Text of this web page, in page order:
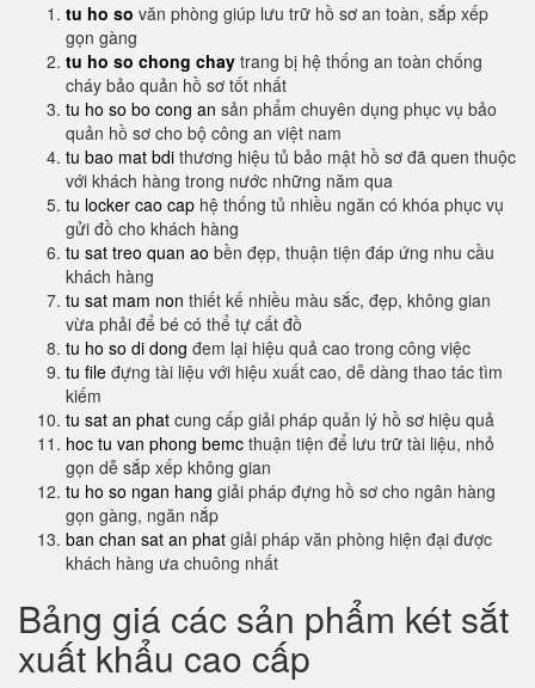
tu ho so văn phòng giúp lưu trữ hồ sơ an toàn, sắp xếp
gọn gàng
tu ho so chong chay trang bị hệ thống an toàn chống
cháy bảo quản hồ sơ tốt nhất
tu ho so bo cong an sản phẩm chuyên dụng phục vụ bảo
quản hồ sơ cho bộ công an việt nam
tu bao mat bdi thương hiệu tủ bảo mật hồ sơ đã quen thuộc
với khách hàng trong nước những năm qua
tu locker cao cap hệ thống tủ nhiều ngăn có khóa phục vụ
gửi đồ cho khách hàng
tu sat treo quan ao bền đẹp, thuận tiện đáp ứng nhu cầu
khách hàng
tu sat mam non thiết kế nhiều màu sắc, đẹp, không gian
vừa phải để bé có thể tự cất đồ
tu ho so di dong đem lại hiệu quả cao trong công việc
tu file đựng tài liệu với hiệu xuất cao, dễ dàng thao tác tìm
kiếm
tu sat an phat cung cấp giải pháp quản lý hồ sơ hiệu quả
hoc tu van phong bemc thuận tiện để lưu trữ tài liệu, nhỏ
gọn dễ sắp xếp không gian
tu ho so ngan hang giải pháp đựng hồ sơ cho ngân hàng
gọn gàng, ngăn nắp
ban chan sat an phat giải pháp văn phòng hiện đại được
khách hàng ưa chuông nhất
Bảng giá các sản phẩm két sắt
xuất khẩu cao cấp